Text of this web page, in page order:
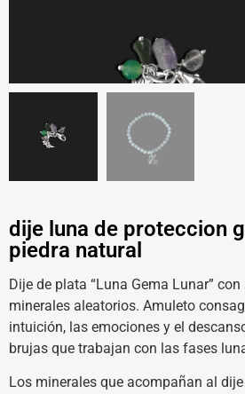
dije luna de proteccion
piedra natural
Dije de plata “Luna Gema Lunar”
minerales aleatorios. Amuleto
intuición, las emociones y el
brujas que trabajan con las fases
Los minerales que acompañan al